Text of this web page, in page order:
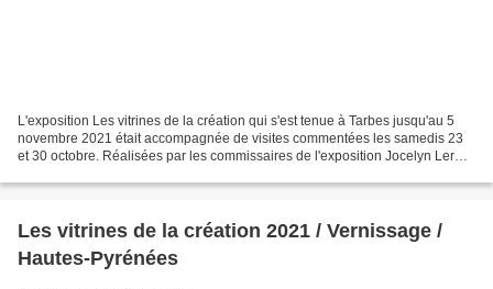
L'exposition Les vitrines de la création qui s'est tenue à Tarbes jusqu'au 5
novembre 2021 était accompagnée de visites commentées les samedis 23
et 30 octobre. Réalisées par les commissaires de l'exposition Jocelyn Lermé
Les vitrines de la création 2021 / Vernissage /
Hautes-Pyrénées